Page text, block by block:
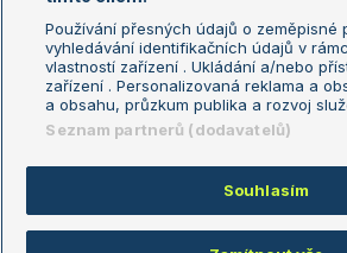
Podmínky užití
Nastavení
GDPR a žurnalistika
Reklama
Kontakt
Informace o
údajů
Copyright © 2008-2026 TenisPortal.cz.
Používání přesných údajů o zeměpisné
vyhledávání identifikačních údajů v
vlastností zařízení . Ukládání a/nebo
zařízení . Personalizovaná reklama a
a obsahu, průzkum publika a rozvoj
Seznam partnerů (dodavatelů)
Souhlasím